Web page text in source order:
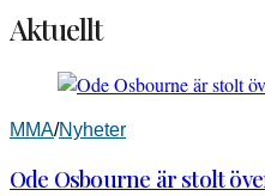
Aktuellt
MMA/Nyheter
Ode Osbourne är stolt